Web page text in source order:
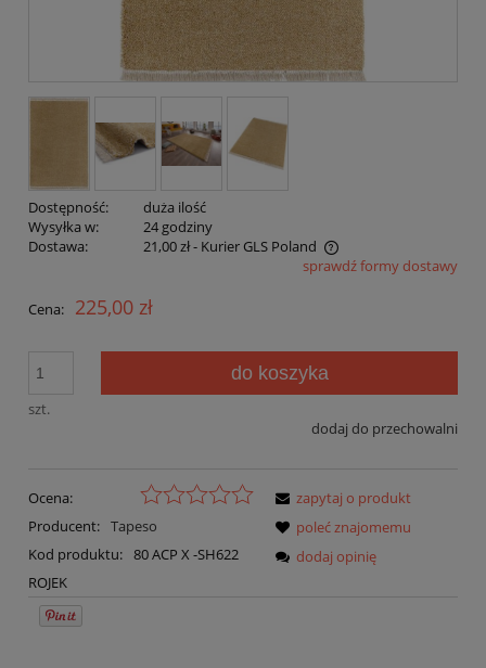
Dostępność:
duża ilość
Wysyłka w:
24 godziny
Dostawa:
21,00 zł- Kurier GLS Poland
Cena nie zawiera ewentualnych kosztów płatnościsprawdź formy dostawy
Cena: 225,00 zł
szt.
do koszyka
dodaj do przechowalni
Ocena:
Producent: Tapeso
Kod produktu: 80 ACP X -SH622
ROJEK
zapytaj o produkt
poleć znajomemu
dodaj opinię